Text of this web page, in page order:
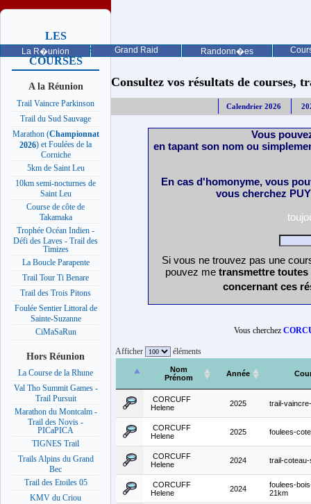
La R�union Grand Raid Randonn�es
LES
PROCHAINES
COURSES
A la Réunion
Trail Vaincre Parkinson
Trail du Sud Sauvage
Marathon (Championnat
2026) et Foulées de la
Corniche
5km de Saint Leu
10km semi-nocturnes de
Saint Leu
Course de côte de
Takamaka
Trophée Océan Indien -
Défi des Laves - Trail des
Timizes
La Boucle Parapente
Trail Tour Ti Benare
Trail des Trois Pitons
Foulée Sentier Littoral de
Sainte-Suzanne
CiMaSaRun
Hors Réunion
La Course de la Rhune
Val Tho Summit Games -
Trail Pursuit
Marathon du Montcalm -
Trail des Novis -
PICaPICA
TIGNES Trail
Trails Alpins du Grand
Bec
Trail des Etoiles 05
KMV du Criou
Consultez vos résultats de courses,
Calendrier 2026
Vous
en tapant son nom ou
En cas d'homonyme, vous
vous cherchez
Si vous ne trouvez pas une
pouvez me transmettre
concernant ces
Vous cherchez
Afficher éléments
Nom
Prénom
Année
CORCUFF
Helene
2025 trail-
CORCUFF
Helene
2025 foulees-
CORCUFF
Helene
2024 trail-
CORCUFF
Helene
2024
foulees-
21km